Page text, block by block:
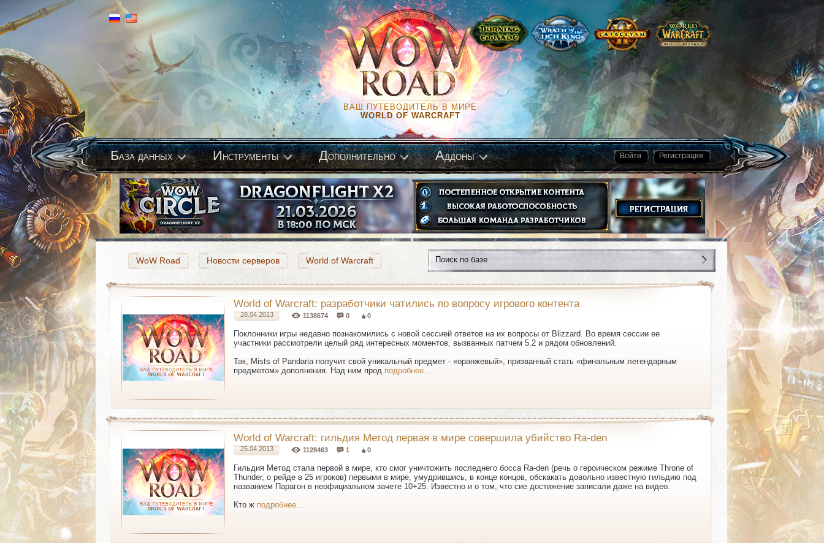
ВАШ ПУТЕВОДИТЕЛЬ В МИРЕ
WORLD OF WARCRAFT
Войти Регистрация
База данных Инструменты Дополнительно Аддоны
WoW Road Новости серверов World of Warcraft
World of Warcraft: разработчики чатились по вопросу игрового контента
28.04.2013 1138674 0 0
Поклонники игры недавно познакомились с новой сессией ответов на их вопросы от Blizzard. Во время сессии ее
участники рассмотрели целый ряд интересных моментов, вызванных патчем 5.2 и рядом обновлений.
Так, Mists of Pandaria получит свой уникальный предмет - «оранжевый», призванный стать «финальным легендарным
предметом» дополнения. Над ним прод подробнее...
World of Warcraft: гильдия Метод первая в мире совершила убийство Ra-den
25.04.2013 1128463 1 0
Гильдия Метод стала первой в мире, кто смог уничтожить последнего босса Ra-den (речь о героическом режиме Throne of
Thunder, о рейде в 25 игроков) первыми в мире, умудрившись, в конце концов, обскакать довольно известную гильдию под
названием Парагон в неофициальном зачете 10+25. Известно и о том, что сие достижение записали даже на видео.
Кто ж подробнее...